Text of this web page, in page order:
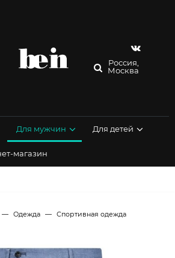
Россия,
Москва
Для мужчин Для детей
магазин
Одежда
Спортивная одежда